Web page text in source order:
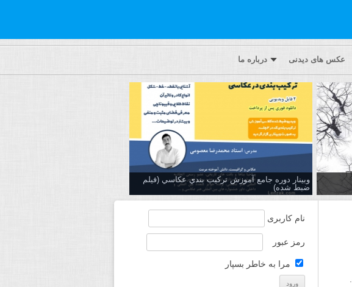
عکس های دیدنی درباره ما
وبینار دوره جامع آموزش تركيب بندي عكاسي (فیلم
ضبط شده)
نام کاربری
رمز عبور
مرا به خاطر بسپار